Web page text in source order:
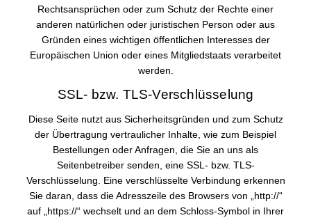
Rechtsansprüchen oder zum Schutz der Rechte einer
anderen natürlichen oder juristischen Person oder aus
Gründen eines wichtigen öffentlichen Interesses der
Europäischen Union oder eines Mitgliedstaats verarbeitet
werden.
SSL- bzw. TLS-Verschlüsselung
Diese Seite nutzt aus Sicherheitsgründen und zum Schutz
der Übertragung vertraulicher Inhalte, wie zum Beispiel
Bestellungen oder Anfragen, die Sie an uns als
Seitenbetreiber senden, eine SSL- bzw. TLS-
Verschlüsselung. Eine verschlüsselte Verbindung erkennen
Sie daran, dass die Adresszeile des Browsers von „http://“
auf „https://“ wechselt und an dem Schloss-Symbol in Ihrer